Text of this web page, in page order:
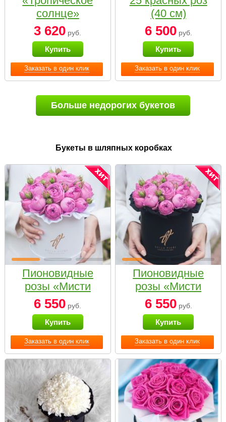
Заказать в один клик
солнце»
3 620 руб.
Купить
Заказать в один клик
(40 см)
6 500руб.
Купить
Больше недорогих букетов
Букеты в шляпных коробках
Заказать в один клик
Пионовидные
розы «Мисти
бабблс» в белой
коробке Small
6 550 руб.
Купить
Заказать в один клик
Пионовидные
розы «Мисти
бабблс» в
черной коробке
Small
6 550руб.
Купить